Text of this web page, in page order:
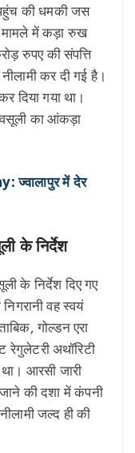
की धमकी जस
में कड़ा रुख
रुपए की संपत्ति
कर दी गई है।
दिया गया था।
वसूली का आंकड़ा
में देर
के निर्देश
के निर्देश दिए गए
वह स्वयं
गोल्डन एरा
रेगुलेटरी अथॉरिटी
आरसी जारी
की दशा में कंपनी
जल्द ही की